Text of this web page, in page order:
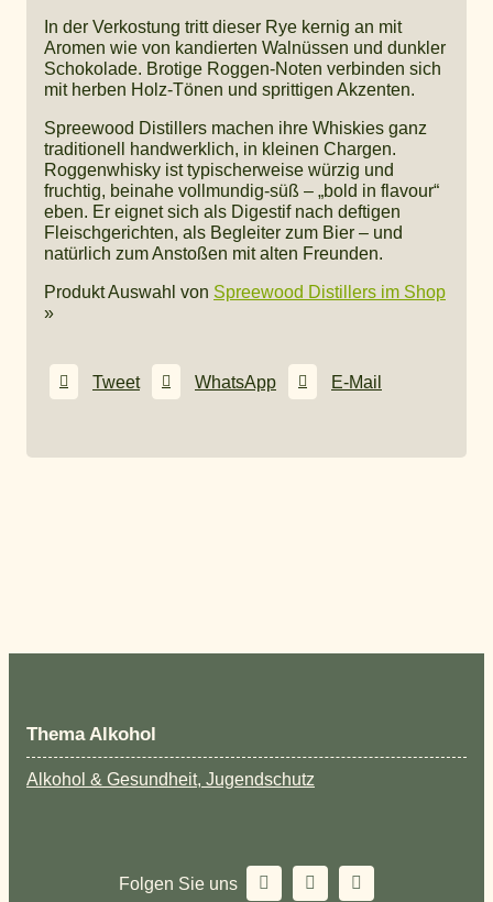
In der Verkostung tritt dieser Rye kernig an mit
Aromen wie von kandierten Walnüssen und dunkler
Schokolade. Brotige Roggen-Noten verbinden sich
mit herben Holz-Tönen und sprittigen Akzenten.
Spreewood Distillers machen ihre Whiskies ganz
traditionell handwerklich, in kleinen Chargen.
Roggenwhisky ist typischerweise würzig und
fruchtig, beinahe vollmundig-süß – „bold in flavour“
eben. Er eignet sich als Digestif nach deftigen
Fleischgerichten, als Begleiter zum Bier – und
natürlich zum Anstoßen mit alten Freunden.
Produkt Auswahl von Spreewood Distillers im Shop
»
Tweet WhatsApp E-Mail
Thema Alkohol
Alkohol & Gesundheit, Jugendschutz
Folgen Sie uns